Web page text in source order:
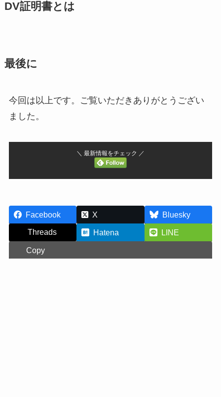
DV証明書とは
最後に
今回は以上です。ご覧いただきありがとうござい
ました。
＼ 最新情報をチェック ／
Facebook X
Bluesky
Threads
Hatena
LINE
Copy